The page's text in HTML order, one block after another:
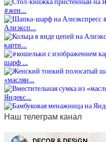
#жен…
Алиэксп…
карти…
шарф …
«маслян…
Яндекс…
Наш телеграм канал